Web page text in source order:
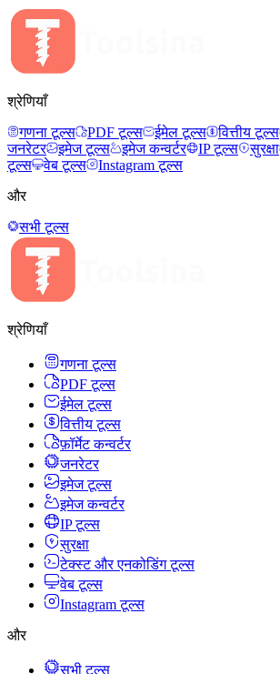
श्रेणियाँ
गणना टूल्स
PDF टूल्स ईमेल टूल्स वित्तीय टूल्स
जनरेटर
इमेज टूल्स इमेज कन्वर्टर IP टूल्स सुरक्षा
टूल्स
वेब टूल्स
Instagram टूल्स
और
सभी टूल्स
श्रेणियाँ
गणना टूल्स
PDF टूल्स
ईमेल टूल्स
वित्तीय टूल्स
फ़ॉर्मेट कन्वर्टर
जनरेटर
इमेज टूल्स
इमेज कन्वर्टर
IP टूल्स
सुरक्षा
टेक्स्ट और एनकोडिंग टूल्स
वेब टूल्स
Instagram टूल्स
और
सभी टूल्स